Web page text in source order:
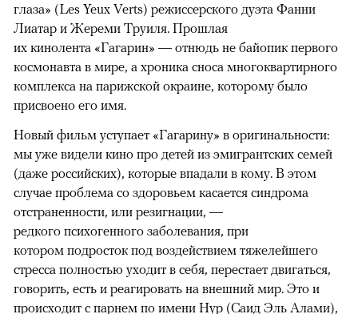
глаза» (Les Yeux Verts) режиссерского дуэта Фанни
Лиатар и Жереми Труиля. Прошлая
их кинолента «Гагарин» — отнюдь не байопик первого
космонавта в мире, а хроника сноса многоквартирного
комплекса на парижской окраине, которому было
присвоено его имя.
Новый фильм уступает «Гагарину» в оригинальности:
мы уже видели кино про детей из эмигрантских семей
(даже российских), которые впадали в кому. В этом
случае проблема со здоровьем касается синдрома
отстраненности, или резигнации, —
редкого психогенного заболевания, при
котором подросток под воздействием тяжелейшего
стресса полностью уходит в себя, перестает двигаться,
говорить, есть и реагировать на внешний мир. Это и
происходит с парнем по имени Нур (Саид Эль Алами),